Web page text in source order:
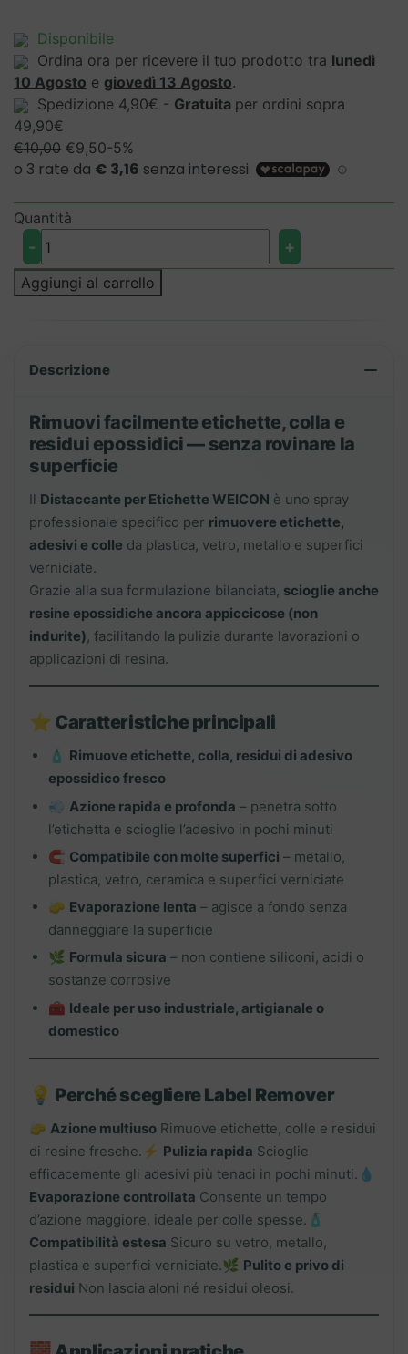
Disponibile
Ordina ora per ricevere il tuo prodotto tra lunedì
10 Agosto e giovedì 13 Agosto.
Spedizione 4,90€ - Gratuita per ordini sopra
49,90€
€10,00 Il
prezzo
era:
€10,00.
€9,50Il
prezzo
€9,50.
-5%
Quantità
Distaccante
per
Etichette
per
Rimozione
Colla,
Adesivi
Resine
Fresche
quantità
- +
Aggiungi al carrello
Descrizione
Rimuovi facilmente etichette, colla e
residui epossidici — senza rovinare la
superficie
Il Distaccante per Etichette WEICON è uno spray
professionale specifico per rimuovere etichette,
adesivi e colle da plastica, vetro, metallo e superfici
verniciate.
Grazie alla sua formulazione bilanciata, scioglie anche
resine epossidiche ancora appiccicose (non
indurite), facilitando la pulizia durante lavorazioni o
applicazioni di resina.
⭐ Caratteristiche principali
🧴 Rimuove etichette, colla, residui di adesivo
epossidico fresco
💨 Azione rapida e profonda – penetra sotto
l’etichetta e scioglie l’adesivo in pochi minuti
🧲 Compatibile con molte superfici – metallo,
plastica, vetro, ceramica e superfici verniciate
🧽 Evaporazione lenta – agisce a fondo senza
danneggiare la superficie
🌿 Formula sicura – non contiene siliconi, acidi o
sostanze corrosive
🧰 Ideale per uso industriale, artigianale o
domestico
💡 Perché scegliere Label Remover
🧽 Azione multiuso Rimuove etichette, colle e residui
di resine fresche.⚡ Pulizia rapida Scioglie
efficacemente gli adesivi più tenaci in pochi minuti.💧
Evaporazione controllata Consente un tempo
d’azione maggiore, ideale per colle spesse.🧴
Compatibilità estesa Sicuro su vetro, metallo,
plastica e superfici verniciate.🌿 Pulito e privo di
residui Non lascia aloni né residui oleosi.